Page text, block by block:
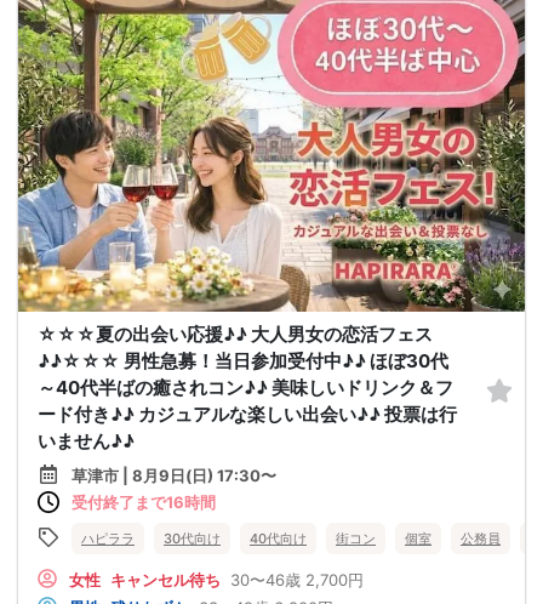
☆☆☆夏の出会い応援♪♪ 大人男女の恋活フェス
♪♪☆☆☆ 男性急募！当日参加受付中♪♪ ほぼ30代
～40代半ばの癒されコン♪♪ 美味しいドリンク＆フ
ード付き♪♪ カジュアルな楽しい出会い♪♪ 投票は行
いません♪♪
草津市 | 8月9日(日) 17:30〜
受付終了まで16時間
ハピララ 30代向け 40代向け 街コン 個室 公務員
女性 キャンセル待ち 30〜46歳 2,700円